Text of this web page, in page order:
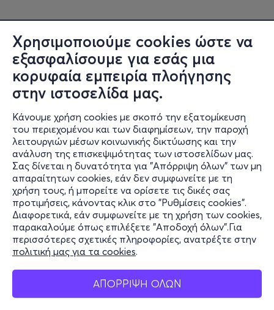
Χρησιμοποιούμε cookies ώστε να
εξασφαλίσουμε για εσάς μια
κορυφαία εμπειρία πλοήγησης
στην ιστοσελίδα μας.
Κάνουμε χρήση cookies με σκοπό την εξατομίκευση
του περιεχομένου και των διαφημίσεων, την παροχή
λειτουργιών μέσων κοινωνικής δικτύωσης και την
ανάλυση της επισκεψιμότητας των ιστοσελίδων μας.
Σας δίνεται η δυνατότητα για "Απόρριψη όλων" των μη
απαραίτητων cookies, εάν δεν συμφωνείτε με τη
χρήση τους, ή μπορείτε να ορίσετε τις δικές σας
προτιμήσεις, κάνοντας κλικ στο "Ρυθμίσεις cookies".
Διαφορετικά, εάν συμφωνείτε με τη χρήση των cookies,
παρακαλούμε όπως επιλέξετε "Αποδοχή όλων".Για
περισσότερες σχετικές πληροφορίες, ανατρέξτε στην
πολιτική μας για τα cookies.
ΑΠΟΡΡΙΨΗ ΟΛΩΝ
Φυσικά σημεία
Πληροφορίες
Υποστήριξη
Stay Connected
Mobile app